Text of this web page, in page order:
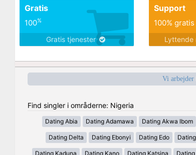
Gratis
100%
Gratis tjenester
Support
100% gratis
Lyttende
Vi arbejder
Find singler i områderne: Nigeria
Dating Abia Dating Adamawa Dating Akwa Ibom
Dating Delta Dating Ebonyi Dating Edo
Dating Kaduna Dating Kano Dating Katsina